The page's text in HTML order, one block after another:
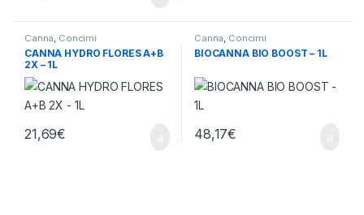
Canna, Concimi
CANNA HYDRO FLORES A+B
2X – 1L
21,69€
Canna, Concimi
BIOCANNA BIO BOOST – 1L
48,17€